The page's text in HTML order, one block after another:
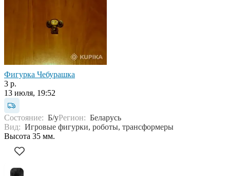
Фигурка Чебурашка
3 р.
13 июля, 19:52
Состояние: Б/уРегион: Беларусь
Вид: Игровые фигурки, роботы, трансформеры
Высота 35 мм.